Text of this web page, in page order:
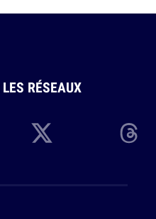
LES RÉSEAUX